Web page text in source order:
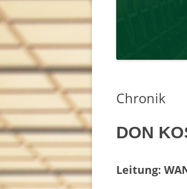
Chronik
DON
Leitung: